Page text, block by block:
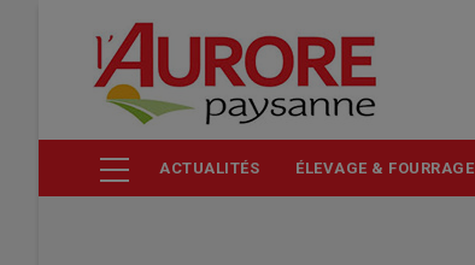
contenu
ACTUALITÉS ÉLEVAGE & FOURRAGE